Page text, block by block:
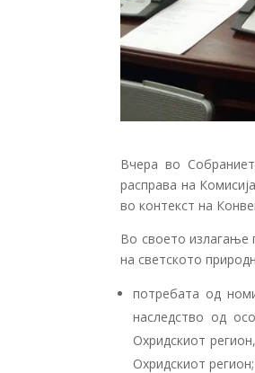
Вчера во
расправа на
во контекст на
Во своето излагање
на светското
потребата од
наследство од
Охридскиот
Охридскиот регион;